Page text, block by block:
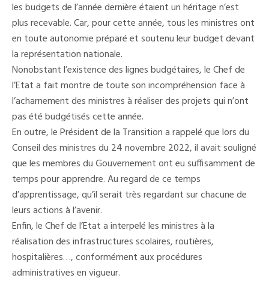
les budgets de l’année dernière étaient un héritage n’est
plus recevable. Car, pour cette année, tous les ministres ont
en toute autonomie préparé et soutenu leur budget devant
la représentation nationale.
Nonobstant l’existence des lignes budgétaires, le Chef de
l’Etat a fait montre de toute son incompréhension face à
l’acharnement des ministres à réaliser des projets qui n’ont
pas été budgétisés cette année.
En outre, le Président de la Transition a rappelé que lors du
Conseil des ministres du 24 novembre 2022, il avait souligné
que les membres du Gouvernement ont eu suffisamment de
temps pour apprendre. Au regard de ce temps
d’apprentissage, qu’il serait très regardant sur chacune de
leurs actions à l’avenir.
Enfin, le Chef de l’Etat a interpelé les ministres à la
réalisation des infrastructures scolaires, routières,
hospitalières…, conformément aux procédures
administratives en vigueur.